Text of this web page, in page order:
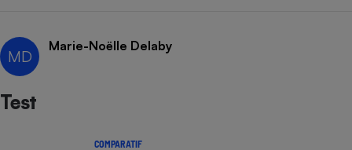
MD
Marie-Noëlle Delaby
Test
COMPARATIF